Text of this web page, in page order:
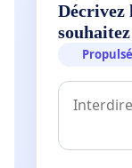
Décrivez